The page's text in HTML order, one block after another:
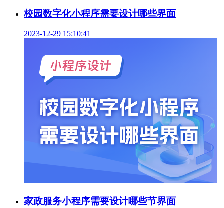
校园数字化小程序需要设计哪些界面
2023-12-29 15:10:41
家政服务小程序需要设计哪些节界面